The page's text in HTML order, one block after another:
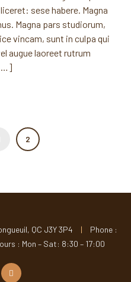
sese habere. Magna
Magna pars studiorum,
vincam, sunt in culpa qui
augue laoreet rutrum
2
QC J3Y 3P4 |
Phone :
: Mon – Sat: 8:30 – 17:00